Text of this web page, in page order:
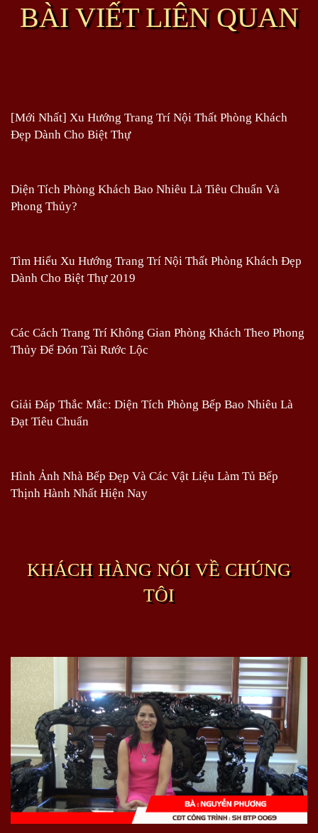
BÀI VIẾT LIÊN QUAN
[Mới Nhất] Xu Hướng Trang Trí Nội Thất Phòng Khách
Đẹp Dành Cho Biệt Thự
Diện Tích Phòng Khách Bao Nhiêu Là Tiêu Chuẩn Và
Phong Thủy?
Tìm Hiểu Xu Hướng Trang Trí Nội Thất Phòng Khách Đẹp
Dành Cho Biệt Thự 2019
Các Cách Trang Trí Không Gian Phòng Khách Theo Phong
Thủy Để Đón Tài Rước Lộc
Giải Đáp Thắc Mắc: Diện Tích Phòng Bếp Bao Nhiêu Là
Đạt Tiêu Chuẩn
Hình Ảnh Nhà Bếp Đẹp Và Các Vật Liệu Làm Tủ Bếp
Thịnh Hành Nhất Hiện Nay
KHÁCH HÀNG NÓI VỀ CHÚNG
TÔI